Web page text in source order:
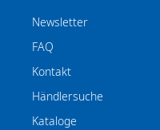
Newsletter
FAQ
Kontakt
Händlersuche
Kataloge